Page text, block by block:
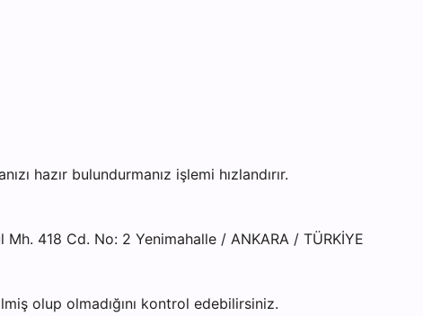
hazır bulundurmanız işlemi hızlandırır.
418 Cd. No: 2 Yenimahalle / ANKARA / TÜRKİYE
olup olmadığını kontrol edebilirsiniz.